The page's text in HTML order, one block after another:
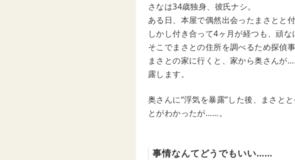
さなは34歳独身、彼氏ナシ。
ある日、本屋で偶然出会ったまさとと付
しかし付き合って4ヶ月が経つも、頑
そこでまさとの住所を調べるため探偵
まさとの家に行くと、家から奥さんが
露します。
奥さんに“浮気を暴露”した後、まさと
とがわかったが……。
事情なんてどうでもいい……